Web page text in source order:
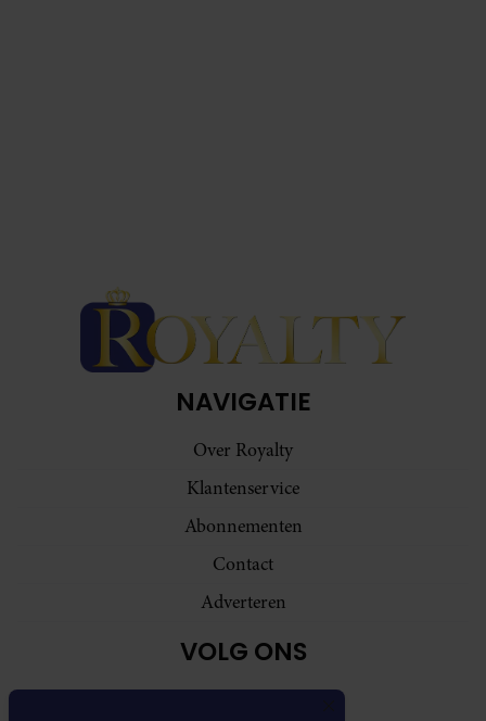
NAVIGATIE
Over Royalty
Klantenservice
Abonnementen
Contact
Adverteren
VOLG ONS